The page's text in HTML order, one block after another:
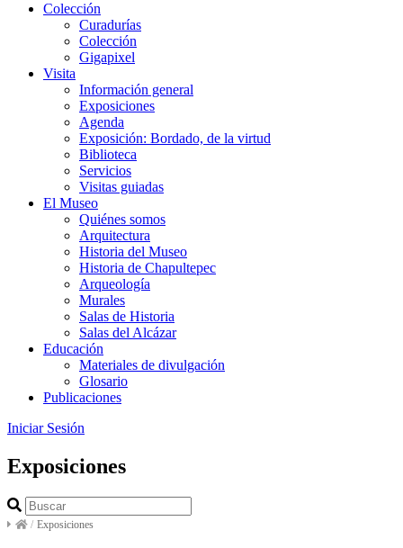
Colección
Curadurías
Colección
Gigapixel
Visita
Información general
Exposiciones
Agenda
Exposición: Bordado, de la virtud
Biblioteca
Servicios
Visitas guiadas
El Museo
Quiénes somos
Arquitectura
Historia del Museo
Historia de Chapultepec
Arqueología
Murales
Salas de Historia
Salas del Alcázar
Educación
Materiales de divulgación
Glosario
Publicaciones
Iniciar Sesión
Exposiciones
/ Exposiciones